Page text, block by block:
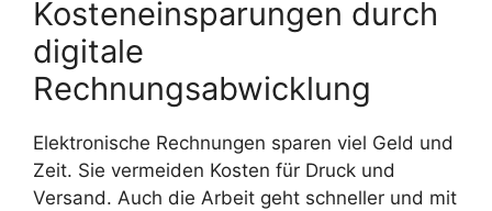
Kosteneinsparungen durch
digitale
Rechnungsabwicklung
Elektronische Rechnungen sparen viel Geld und
Zeit. Sie vermeiden Kosten für Druck und
Versand. Auch die Arbeit geht schneller und mit